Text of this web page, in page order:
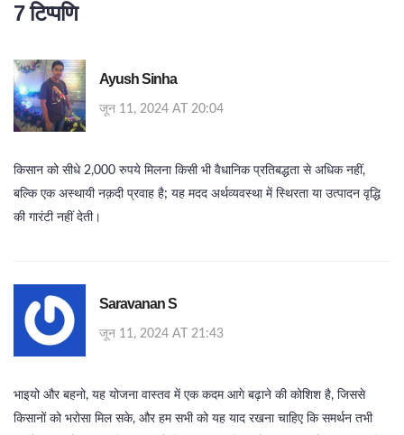
7 टिप्पणि
Ayush Sinha
जून 11, 2024 AT 20:04
किसान को सीधे 2,000 रुपये मिलना किसी भी वैधानिक प्रतिबद्धता से अधिक नहीं,
बल्कि एक अस्थायी नक़दी प्रवाह है; यह मदद अर्थव्यवस्था में स्थिरता या उत्पादन वृद्धि
की गारंटी नहीं देती।
Saravanan S
जून 11, 2024 AT 21:43
भाइयो और बहनो, यह योजना वास्तव में एक कदम आगे बढ़ाने की कोशिश है, जिससे
किसानों को भरोसा मिल सके, और हम सभी को यह याद रखना चाहिए कि समर्थन तभी